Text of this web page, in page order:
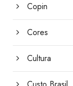
Copin
Cores
Cultura